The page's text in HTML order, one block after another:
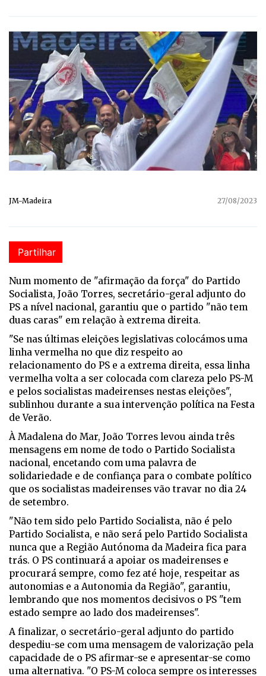
JM-Madeira 27/08/2023
Partilhar
Num momento de "afirmação da força" do Partido
Socialista, João Torres, secretário-geral adjunto do
PS a nível nacional, garantiu que o partido "não tem
duas caras" em relação à extrema direita.
"Se nas últimas eleições legislativas colocámos uma
linha vermelha no que diz respeito ao
relacionamento do PS e a extrema direita, essa linha
vermelha volta a ser colocada com clareza pelo PS-M
e pelos socialistas madeirenses nestas eleições",
sublinhou durante a sua intervenção política na Festa
de Verão.
À Madalena do Mar, João Torres levou ainda três
mensagens em nome de todo o Partido Socialista
nacional, encetando com uma palavra de
solidariedade e de confiança para o combate político
que os socialistas madeirenses vão travar no dia 24
de setembro.
"Não tem sido pelo Partido Socialista, não é pelo
Partido Socialista, e não será pelo Partido Socialista
nunca que a Região Autónoma da Madeira fica para
trás. O PS continuará a apoiar os madeirenses e
procurará sempre, como fez até hoje, respeitar as
autonomias e a Autonomia da Região", garantiu,
lembrando que nos momentos decisivos o PS "tem
estado sempre ao lado dos madeirenses".
A finalizar, o secretário-geral adjunto do partido
despediu-se com uma mensagem de valorização pela
capacidade de o PS afirmar-se e apresentar-se como
uma alternativa. "O PS-M coloca sempre os interesses